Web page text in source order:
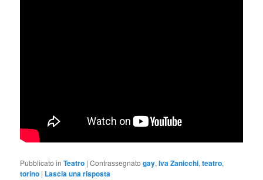
Pubblicato in Teatro |Contrassegnato gay,Iva Zanicchi,teatro,
torino | Lascia una risposta